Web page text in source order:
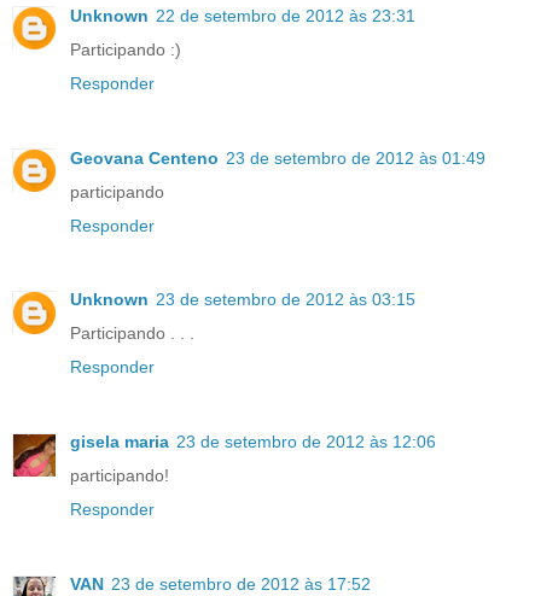
Unknown 22 de setembro de 2012 às 23:31
Participando :)
Responder
Geovana Centeno 23 de setembro de 2012 às 01:49
participando
Responder
Unknown 23 de setembro de 2012 às 03:15
Participando . . .
Responder
gisela maria 23 de setembro de 2012 às 12:06
participando!
Responder
VAN 23 de setembro de 2012 às 17:52